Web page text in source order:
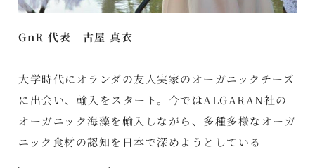
GnR 代表 古屋 真衣
大学時代にオランダの友人実家のオーガニックチーズ
に出会い、輸入をスタート。今ではALGARAN社の
オーガニック海藻を輸入しながら、多種多様なオーガ
ニック食材の認知を日本で深めようとしている